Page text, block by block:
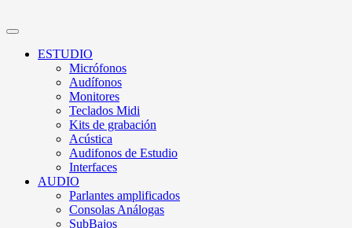
ESTUDIO
Micrófonos
Audífonos
Monitores
Teclados Midi
Kits de grabación
Acústica
Audifonos de Estudio
Interfaces
AUDIO
Parlantes amplificados
Consolas Análogas
SubBajos